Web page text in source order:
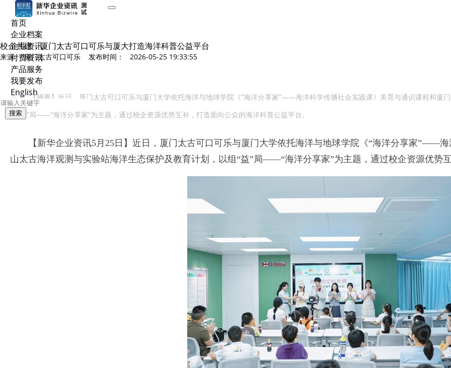
首页
企业档案
企业资讯
付费资讯
产品服务
我要发布
English
搜索
校企共建，厦门太古可口可乐与厦大打造海洋科普公益平台
来源: 厦门太古可口可乐 发布时间： 2026-05-25 19:33:55
【摘要】近日，厦门太古可口可乐与厦门大学依托海洋与地球学院《“海洋分享家”——海洋科学传播社会实践课》美育与通识课程和厦
组“益”局——“海洋分享家”为主题，通过校企资源优势互补，打造面向公众的海洋科普公益平台。
【新华企业资讯5月25日】近日，厦门太古可口可乐与厦门大学依托海洋与地球学院《“海洋分享家”——
山太古海洋观测与实验站海洋生态保护及教育计划，以组“益”局——“海洋分享家”为主题，通过校企资源优势